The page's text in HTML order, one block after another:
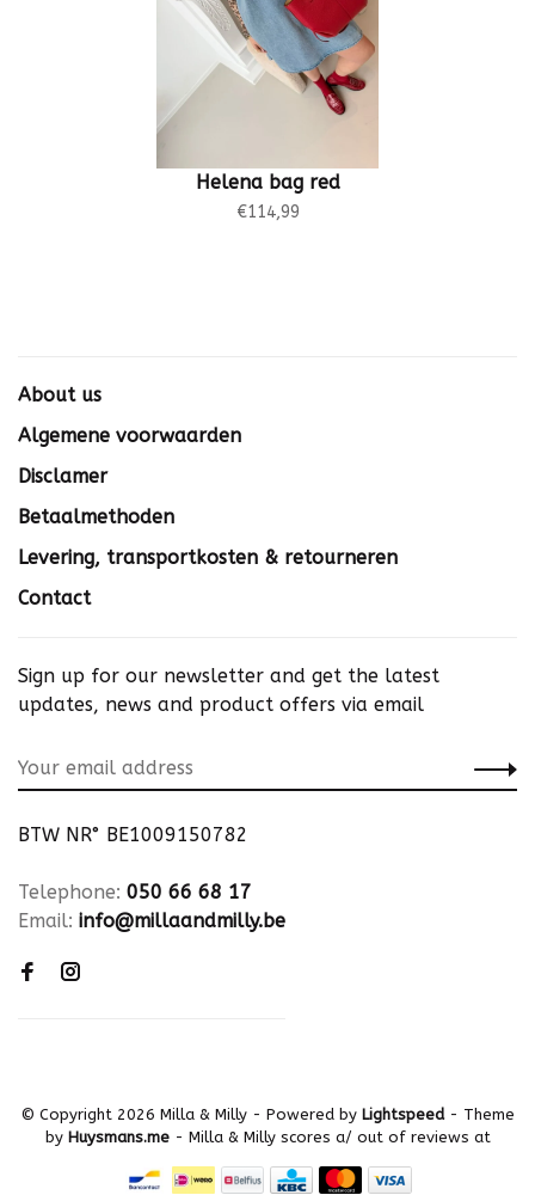
Helena bag red
€114,99
About us
Algemene voorwaarden
Disclamer
Betaalmethoden
Levering, transportkosten & retourneren
Contact
Sign up for our newsletter and get the latest
updates, news and product offers via email
BTW NR° BE1009150782
Telephone: 050 66 68 17
Email: info@millaandmilly.be
© Copyright 2026 Milla & Milly - Powered by Lightspeed- Theme
by Huysmans.me - Milla & Milly scores a/ out of reviews at